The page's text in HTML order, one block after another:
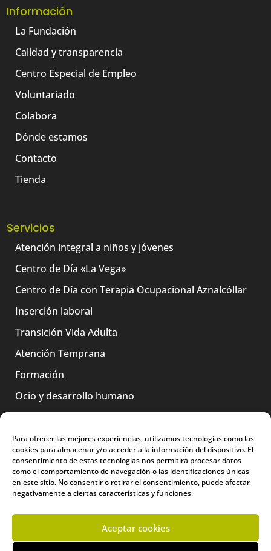
Para ofrecer las mejores experiencias, utilizamos tecnologías como las
cookies para almacenar y/o acceder a la información del dispositivo. El
consentimiento de estas tecnologías nos permitirá procesar datos
como el comportamiento de navegación o las identificaciones únicas
en este sitio. No consentir o retirar el consentimiento, puede afectar
negativamente a ciertas características y funciones.
Aceptar cookies
Información
La Fundación
Calidad y transparencia
Centro Especial de Empleo
Voluntariado
Colabora
Dónde estamos
Contacto
Tienda
Servicios
Atención integral a niños y jóvenes
Centro de Día «La Vega»
Centro de Día con Terapia Ocupacional Aznalcóllar
Inserción laboral
Transición Vida Adulta
Atención Temprana
Formación
Ocio y desarrollo humano
PORTAL DEL EMPLEADO
TRABAJA CON NOSOTROS